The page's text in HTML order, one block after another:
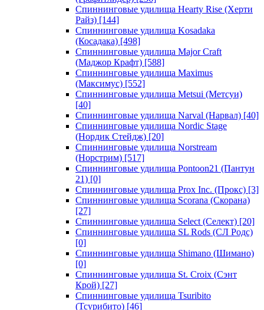
Спиннинговые удилища Hearty Rise (Херти
Райз) [144]
Спиннинговые удилища Kosadaka
(Косадака) [498]
Спиннинговые удилища Major Craft
(Маджор Крафт) [588]
Спиннинговые удилища Maximus
(Максимус) [552]
Спиннинговые удилища Metsui (Метсуи)
[40]
Спиннинговые удилища Narval (Нарвал) [40]
Спиннинговые удилища Nordic Stage
(Нордик Стейдж) [20]
Спиннинговые удилища Norstream
(Норстрим) [517]
Спиннинговые удилища Pontoon21 (Пантун
21) [0]
Спиннинговые удилища Prox Inc. (Прокс) [3]
Спиннинговые удилища Scorana (Скорана)
[27]
Спиннинговые удилища Select (Селект) [20]
Спиннинговые удилища SL Rods (СЛ Родс)
[0]
Спиннинговые удилища Shimano (Шимано)
[0]
Спиннинговые удилища St. Croix (Сэнт
Крой) [27]
Спиннинговые удилища Tsuribito
(Тсурибито) [46]